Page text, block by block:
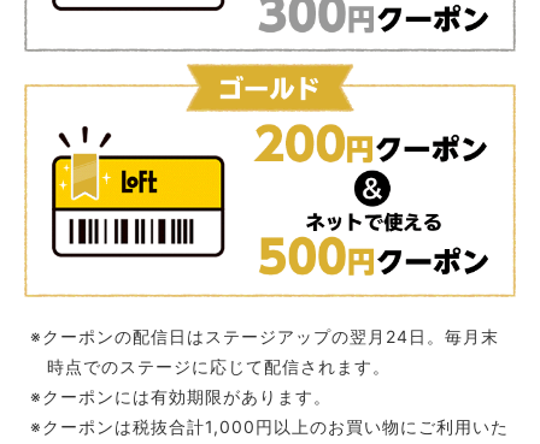
※クーポンの配信日はステージアップの翌月24日。毎月末
時点でのステージに応じて配信されます。
※クーポンには有効期限があります。
※クーポンは税抜合計1,000円以上のお買い物にご利用いた